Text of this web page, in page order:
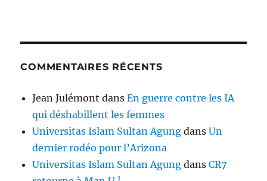
COMMENTAIRES RÉCENTS
Jean Julémont dansEn guerre contre les IA
qui déshabillent les femmes
Universitas Islam Sultan Agung dansUn
dernier rodéo pour l’Arizona
Universitas Islam Sultan Agung dansCR7